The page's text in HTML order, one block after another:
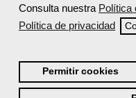
Consulta nuestra Política
Política de privacidad
Permitir cookies